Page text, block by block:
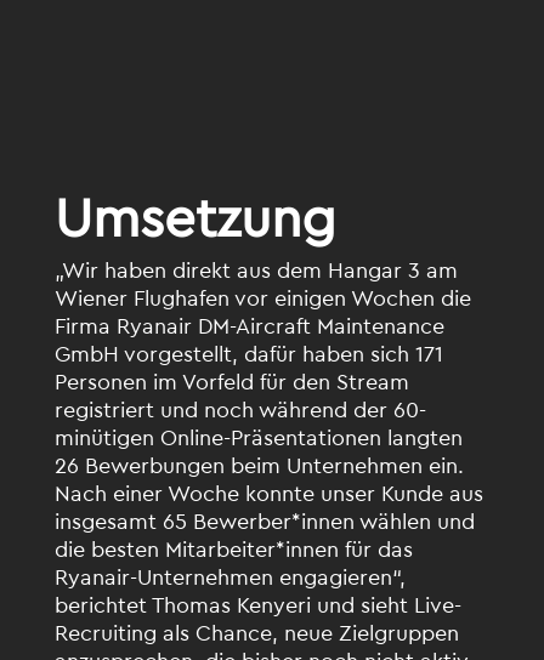
Umsetzung
„Wir haben direkt aus dem Hangar 3 am
Wiener Flughafen vor einigen Wochen die
Firma Ryanair DM-Aircraft Maintenance
GmbH vorgestellt, dafür haben sich 171
Personen im Vorfeld für den Stream
registriert und noch während der 60-
minütigen Online-Präsentationen langten
26 Bewerbungen beim Unternehmen ein.
Nach einer Woche konnte unser Kunde aus
insgesamt 65 Bewerber*innen wählen und
die besten Mitarbeiter*innen für das
Ryanair-Unternehmen engagieren“,
berichtet Thomas Kenyeri und sieht Live-
Recruiting als Chance, neue Zielgruppen